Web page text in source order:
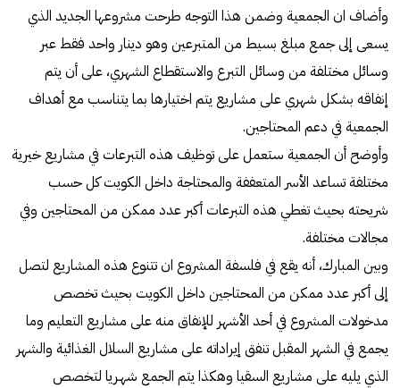
وأضاف ان الجمعية وضمن هذا التوجه طرحت مشروعها الجديد الذي
يسعى إلى جمع مبلغ بسيط من المتبرعين وهو دينار واحد فقط عبر
وسائل مختلفة من وسائل التبرع والاستقطاع الشهري، على أن يتم
إنفاقه بشكل شهري على مشاريع يتم اختيارها بما يتناسب مع أهداف
الجمعية في دعم المحتاجين.
وأوضح أن الجمعية ستعمل على توظيف هذه التبرعات في مشاريع خيرية
مختلفة تساعد الأسر المتعففة والمحتاجة داخل الكويت كل حسب
شريحته بحيث تغطي هذه التبرعات أكبر عدد ممكن من المحتاجين وفي
مجالات مختلفة.
وبين المبارك، أنه يقع في فلسفة المشروع ان تتنوع هذه المشاريع لتصل
إلى أكبر عدد ممكن من المحتاجين داخل الكويت بحيث تخصص
مدخولات المشروع في أحد الأشهر للإنفاق منه على مشاريع التعليم وما
يجمع في الشهر المقبل تنفق إيراداته على مشاريع السلال الغذائية والشهر
الذي يليه على مشاريع السقيا وهكذا يتم الجمع شهـريا لتخصص